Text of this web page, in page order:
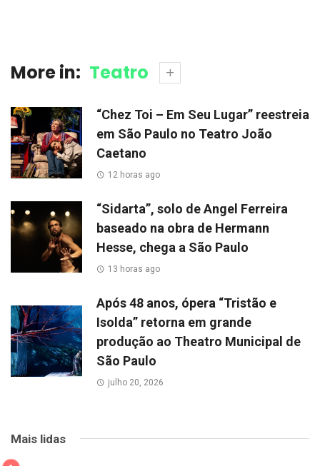
More in: Teatro
“Chez Toi – Em Seu Lugar” reestreia
em São Paulo no Teatro João
Caetano
12 horas ago
“Sidarta”, solo de Angel Ferreira
baseado na obra de Hermann
Hesse, chega a São Paulo
13 horas ago
Após 48 anos, ópera “Tristão e
Isolda” retorna em grande
produção ao Theatro Municipal de
São Paulo
julho 20, 2026
Mais lidas